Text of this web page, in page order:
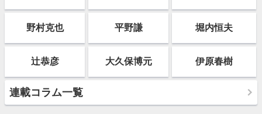
野村克也 平野謙 堀内恒夫
辻恭彦 大久保博元 伊原春樹
連載コラム一覧